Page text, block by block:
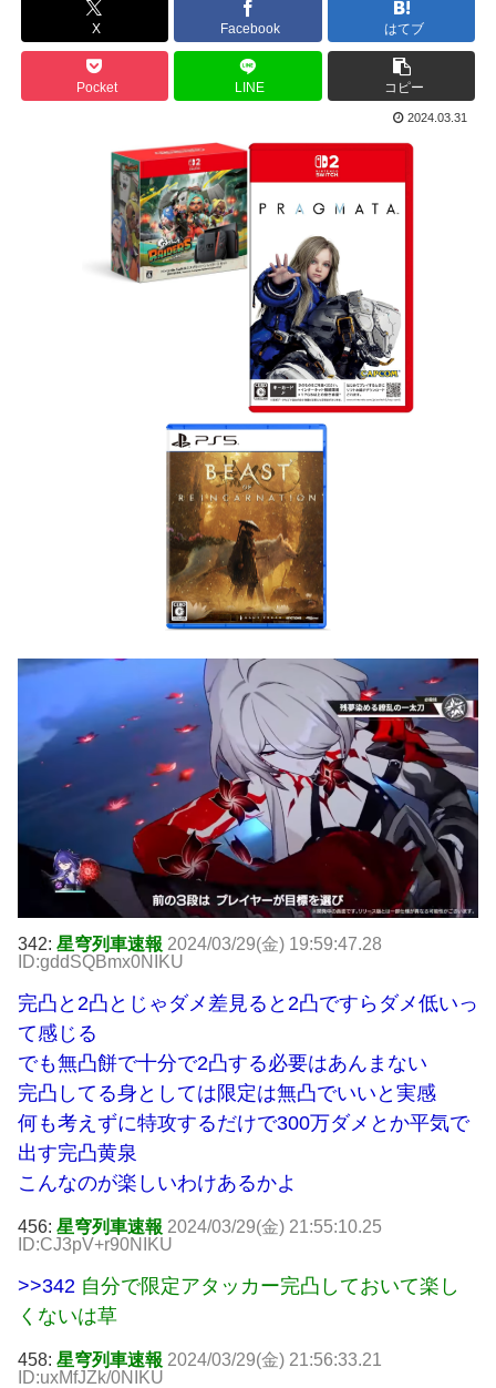
X Facebook はてブ
Pocket LINE コピー
2024.03.31
342: 星穹列車速報 2024/03/29(金) 19:59:47.28
ID:gddSQBmx0NIKU
完凸と2凸とじゃダメ差見ると2凸ですらダメ低いっ
て感じる
でも無凸餅で十分で2凸する必要はあんまない
完凸してる身としては限定は無凸でいいと実感
何も考えずに特攻するだけで300万ダメとか平気で
出す完凸黄泉
こんなのが楽しいわけあるかよ
456: 星穹列車速報 2024/03/29(金) 21:55:10.25
ID:CJ3pV+r90NIKU
>>342 自分で限定アタッカー完凸しておいて楽し
くないは草
458: 星穹列車速報 2024/03/29(金) 21:56:33.21
ID:uxMfJZk/0NIKU